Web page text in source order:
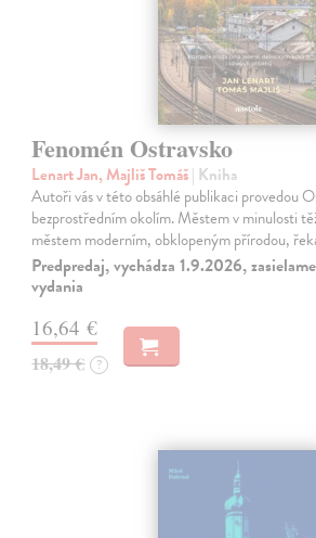
Fenomén Ostravsko
Lenart Jan, Majliš Tomáš| Kniha
Autoři vás v této obsáhlé publikaci provedou
bezprostředním okolím. Městem v minulosti
městem moderním, obklopeným přírodou,
Predpredaj, vychádza 1.9.2026,
vydania
16,64 €
18,49 € ?